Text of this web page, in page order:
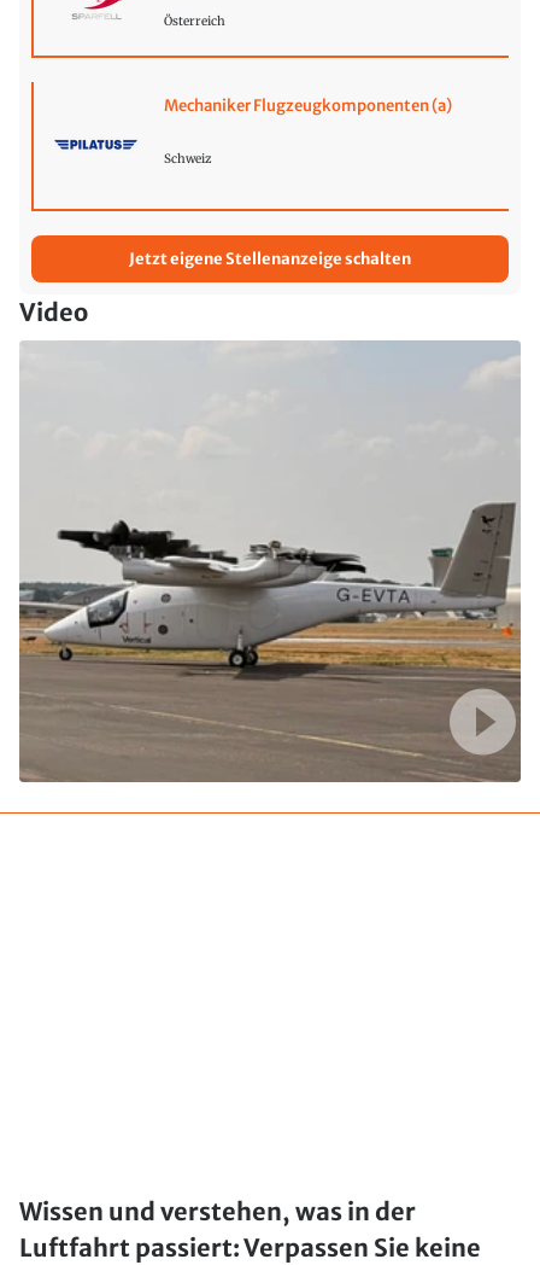
Österreich
Mechaniker Flugzeugkomponenten (a)
Schweiz
Jetzt eigene Stellenanzeige schalten
Video
Wissen und verstehen, was in der
Luftfahrt passiert: Verpassen Sie keine